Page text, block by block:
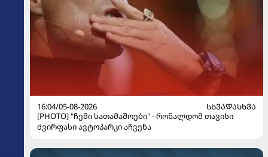
16:04/05-08-2026
ᲡᲮᲕᲐᲓᲐᲡᲮᲕᲐ
[PHOTO] "ჩემი სათამაშოები" - რონალდომ თავისი
ძვირფასი ავტოპარკი აჩვენა